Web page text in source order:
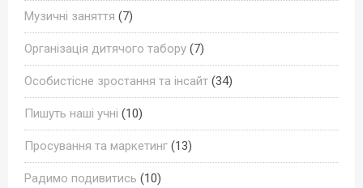
Музичні заняття (7)
Організація дитячого табору (7)
Особистісне зростання та інсайт (34)
Пишуть наші учні (10)
Просування та маркетинг (13)
Радимо подивитись (10)